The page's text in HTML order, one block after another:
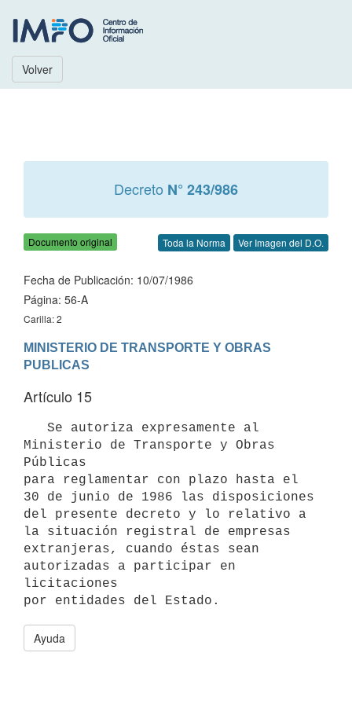
Volver
Decreto N° 243/986
Documento original Toda la Norma Ver Imagen del D.O.
Fecha de Publicación: 10/07/1986
Página: 56-A
Carilla: 2
MINISTERIO DE TRANSPORTE Y OBRAS
PUBLICAS
Artículo 15
Ministerio de Transporte y Obras
Públicas
para reglamentar con plazo hasta el
30 de junio de 1986 las disposiciones
del presente decreto y lo relativo a
la situación registral de empresas
extranjeras, cuando éstas sean
autorizadas a participar en
licitaciones
por entidades del Estado.
Ayuda